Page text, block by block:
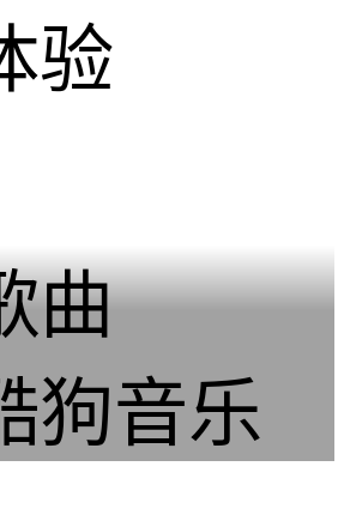
验
曲
狗音乐